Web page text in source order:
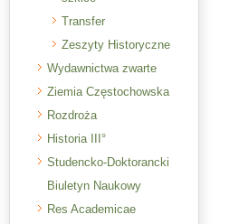
Transfer
Zeszyty Historyczne
Wydawnictwa zwarte
Ziemia Częstochowska
Rozdroża
Historia III°
Studencko-Doktorancki
Biuletyn Naukowy
Res Academicae